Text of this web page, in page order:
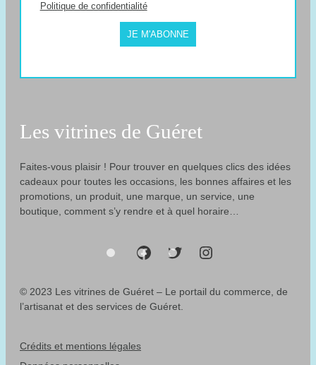
Politique de confidentialité
JE M'ABONNE
Les vitrines de Guéret
Faites-vous plaisir ! Pour trouver en quelques clics des idées
cadeaux pour toutes les occasions, les bonnes affaires et les
promotions, un produit, une marque, un service, une
boutique, comment s’y rendre et à quel horaire…
a w n
© 2023 Les vitrines de Guéret – Le portail du commerce, de
l’artisanat et des services de Guéret.
Crédits et mentions légales